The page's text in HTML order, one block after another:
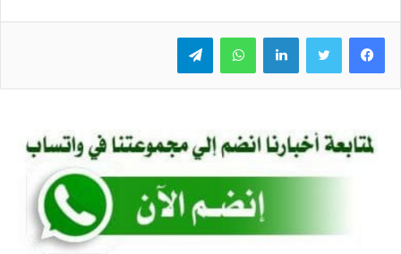
c
e
b
o
k
itt
er
ai
l
at
s
A
p
ar
e
لينكدإن واتساب تيلقرام